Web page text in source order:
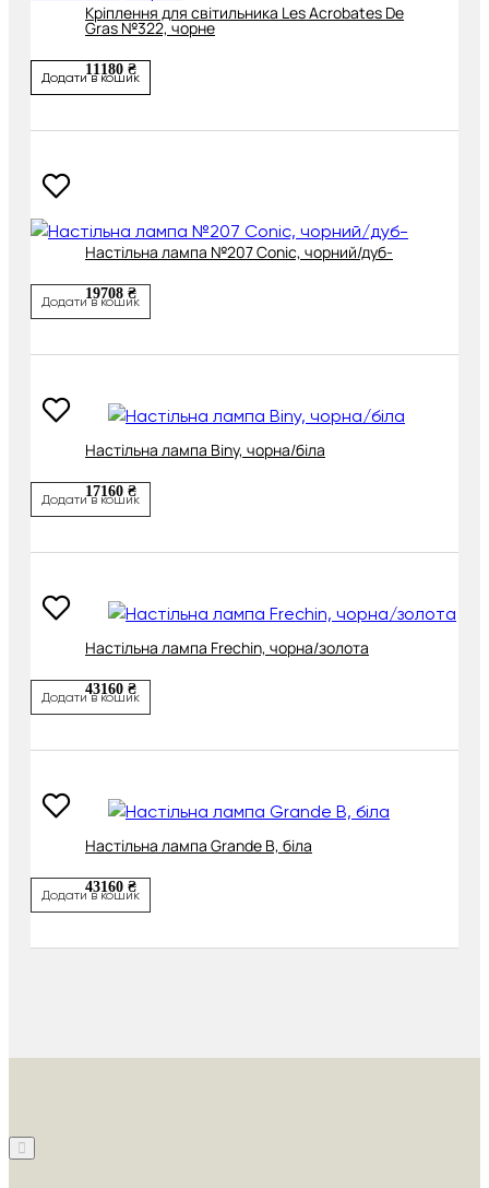
Кріплення для світильника Les Acrobates De
Gras №322, чорне
11180 ₴
Додати в кошик
Настільна лампа №207 Conic, чорний/дуб-
19708 ₴
Додати в кошик
Настільна лампа Biny, чорна/біла
17160 ₴
Додати в кошик
Настільна лампа Frechin, чорна/золота
43160 ₴
Додати в кошик
Настільна лампа Grande B, біла
43160 ₴
Додати в кошик